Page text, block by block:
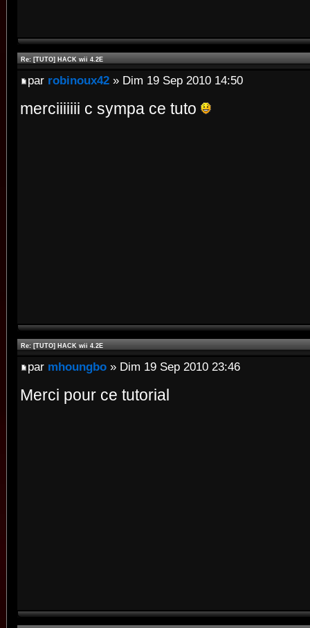
Re: [TUTO] HACK wii 4.2E
par robinoux42 » Dim 19 Sep 2010 14:50
merciiiiiii c sympa ce tuto
Re: [TUTO] HACK wii 4.2E
par mhoungbo » Dim 19 Sep 2010 23:46
Merci pour ce tutorial